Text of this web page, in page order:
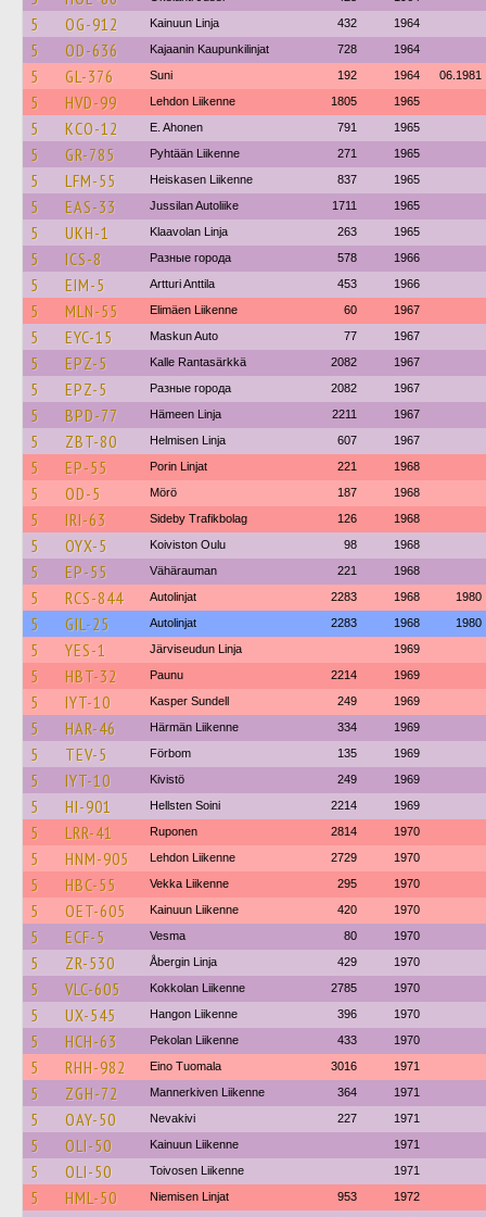
5 OG-912 Kainuun Linja 432 1964
5 OD-636 Kajaanin Kaupunkilinjat 728 1964
5 GL-376 Suni 192 1964 06.1981
5 HVD-99 Lehdon Liikenne 1805 1965
5 KCO-12 E. Ahonen 791 1965
5 GR-785 Pyhtään Liikenne 271 1965
5 LFM-55 Heiskasen Liikenne 837 1965
5 EAS-33 Jussilan Autoliike 1711 1965
5 UKH-1 Klaavolan Linja 263 1965
5 ICS-8 Разные города 578 1966
5 EIM-5 Artturi Anttila 453 1966
5 MLN-55 Elimäen Liikenne 60 1967
5 EYC-15 Maskun Auto 77 1967
5 EPZ-5 Kalle Rantasärkkä 2082 1967
5 EPZ-5 Разные города 2082 1967
5 BPD-77 Hämeen Linja 2211 1967
5 ZBT-80 Helmisen Linja 607 1967
5 EP-55 Porin Linjat 221 1968
5 OD-5 Mörö 187 1968
5 IRI-63 Sideby Trafikbolag 126 1968
5 OYX-5 Koiviston Oulu 98 1968
5 EP-55 Vähärauman 221 1968
5 RCS-844 Autolinjat 2283 1968 1980
5 GIL-25 Autolinjat 2283 1968 1980
5 YES-1 Järviseudun Linja 1969
5 HBT-32 Paunu 2214 1969
5 IYT-10 Kasper Sundell 249 1969
5 HAR-46 Härmän Liikenne 334 1969
5 TEV-5 Förbom 135 1969
5 IYT-10 Kivistö 249 1969
5 HI-901 Hellsten Soini 2214 1969
5 LRR-41 Ruponen 2814 1970
5 HNM-905 Lehdon Liikenne 2729 1970
5 HBC-55 Vekka Liikenne 295 1970
5 OET-605 Kainuun Liikenne 420 1970
5 ECF-5 Vesma 80 1970
5 ZR-530 Åbergin Linja 429 1970
5 VLC-605 Kokkolan Liikenne 2785 1970
5 UX-545 Hangon Liikenne 396 1970
5 HCH-63 Pekolan Liikenne 433 1970
5 RHH-982 Eino Tuomala 3016 1971
5 ZGH-72 Mannerkiven Liikenne 364 1971
5 OAY-50 Nevakivi 227 1971
5 OLI-50 Kainuun Liikenne 1971
5 OLI-50 Toivosen Liikenne 1971
5 HML-50 Niemisen Linjat 953 1972